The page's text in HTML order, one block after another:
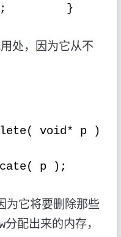
}
处，因为它从不
void* p )
p );
为它将要删除那些
分配出来的内存，